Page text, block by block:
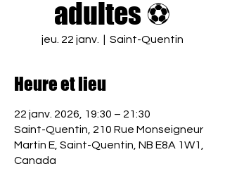
adultes ⚽
jeu. 22 janv. Saint-Quentin
Heure et lieu
22 janv. 2026, 19:30 – 21:30
Saint-Quentin, 210 Rue Monseigneur
Martin E, Saint-Quentin, NB E8A 1W1,
Canada